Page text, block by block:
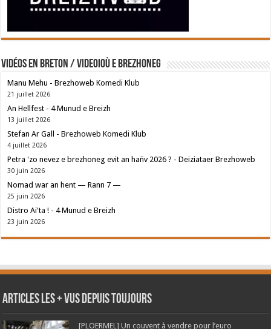
Vidéos en breton / Videoioù e brezhoneg
Manu Mehu - Brezhoweb Komedi Klub
21 juillet 2026
An Hellfest - 4 Munud e Breizh
13 juillet 2026
Stefan Ar Gall - Brezhoweb Komedi Klub
4 juillet 2026
Petra 'zo nevez e brezhoneg evit an hañv 2026 ? - Deiziataer Brezhoweb
30 juin 2026
Nomad war an hent — Rann 7 —
25 juin 2026
Distro Ai'ta ! - 4 Munud e Breizh
23 juin 2026
Articles les + vus depuis toujours
[PLOERMEL] Un couvent à vendre pour l’euro